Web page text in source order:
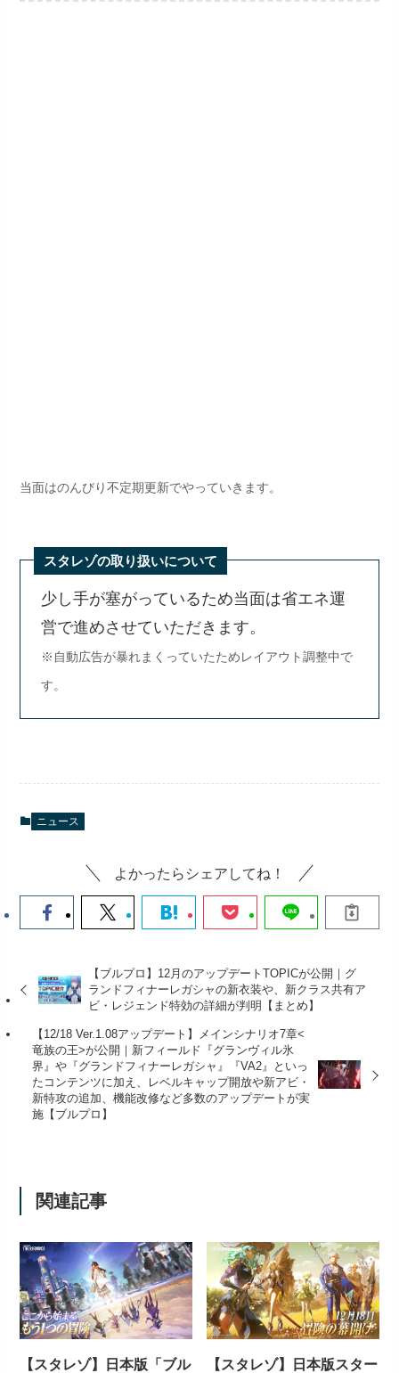
当面はのんびり不定期更新でやっていきます。
スタレゾの取り扱いについて
少し手が塞がっているため当面は省エネ運
営で進めさせていただきます。
※自動広告が暴れまくっていたためレイアウト調整中で
す。
ニュース
よかったらシェアしてね！
【ブルプロ】12月のアップデートTOPICが公開｜グ
ランドフィナーレガシャの新衣装や、新クラス共有ア
ビ・レジェンド特効の詳細が判明【まとめ】
【12/18 Ver.1.08アップデート】メインシナリオ7章<
竜族の王>が公開｜新フィールド『グランヴィル氷
界』や『グランドフィナーレガシャ』『VA2』といっ
たコンテンツに加え、レベルキャップ開放や新アビ・
新特攻の追加、機能改修など多数のアップデートが実
施【ブルプロ】
関連記事
【スタレゾ】日本版「ブル
【スタレゾ】日本版スター